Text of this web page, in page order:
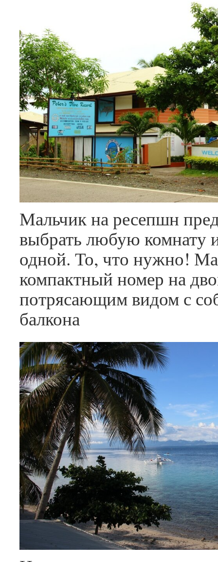
Мальчик на ресепшн
выбрать любую комнату
одной. То, что нужно!
компактный номер на
потрясающим видом с
балкона